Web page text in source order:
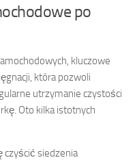
po
kluczowe
która pozwoli
utrzymanie czystości
Oto kilka istotnych
czyścić siedzenia